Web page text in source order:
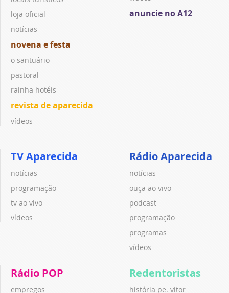
loja oficial
notícias
novena e festa
o santuário
pastoral
rainha hotéis
revista de aparecida
vídeos
anuncie no A12
TV Aparecida
notícias
programação
tv ao vivo
vídeos
Rádio Aparecida
notícias
ouça ao vivo
podcast
programação
programas
vídeos
Rádio POP
empregos
Redentoristas
história pe. vitor